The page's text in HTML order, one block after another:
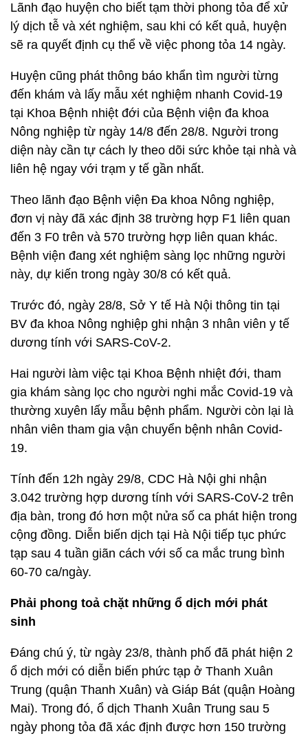
Lãnh đạo huyện cho biết tạm thời phong tỏa để xử
lý dịch tễ và xét nghiệm, sau khi có kết quả, huyện
sẽ ra quyết định cụ thể về việc phong tỏa 14 ngày.
Huyện cũng phát thông báo khẩn tìm người từng
đến khám và lấy mẫu xét nghiệm nhanh Covid-19
tại Khoa Bệnh nhiệt đới của Bệnh viện đa khoa
Nông nghiệp từ ngày 14/8 đến 28/8. Người trong
diện này cần tự cách ly theo dõi sức khỏe tại nhà và
liên hệ ngay với trạm y tế gần nhất.
Theo lãnh đạo Bệnh viện Đa khoa Nông nghiệp,
đơn vị này đã xác định 38 trường hợp F1 liên quan
đến 3 F0 trên và 570 trường hợp liên quan khác.
Bệnh viện đang xét nghiệm sàng lọc những người
này, dự kiến trong ngày 30/8 có kết quả.
Trước đó, ngày 28/8, Sở Y tế Hà Nội thông tin tại
BV đa khoa Nông nghiệp ghi nhận 3 nhân viên y tế
dương tính với SARS-CoV-2.
Hai người làm việc tại Khoa Bệnh nhiệt đới, tham
gia khám sàng lọc cho người nghi mắc Covid-19 và
thường xuyên lấy mẫu bệnh phẩm. Người còn lại là
nhân viên tham gia vận chuyển bệnh nhân Covid-
19.
Tính đến 12h ngày 29/8, CDC Hà Nội ghi nhận
3.042 trường hợp dương tính với SARS-CoV-2 trên
địa bàn, trong đó hơn một nửa số ca phát hiện trong
cộng đồng. Diễn biến dịch tại Hà Nội tiếp tục phức
tạp sau 4 tuần giãn cách với số ca mắc trung bình
60-70 ca/ngày.
Phải phong toả chặt những ổ dịch mới phát
sinh
Đáng chú ý, từ ngày 23/8, thành phố đã phát hiện 2
ổ dịch mới có diễn biến phức tạp ở Thanh Xuân
Trung (quận Thanh Xuân) và Giáp Bát (quận Hoàng
Mai). Trong đó, ổ dịch Thanh Xuân Trung sau 5
ngày phong tỏa đã xác định được hơn 150 trường